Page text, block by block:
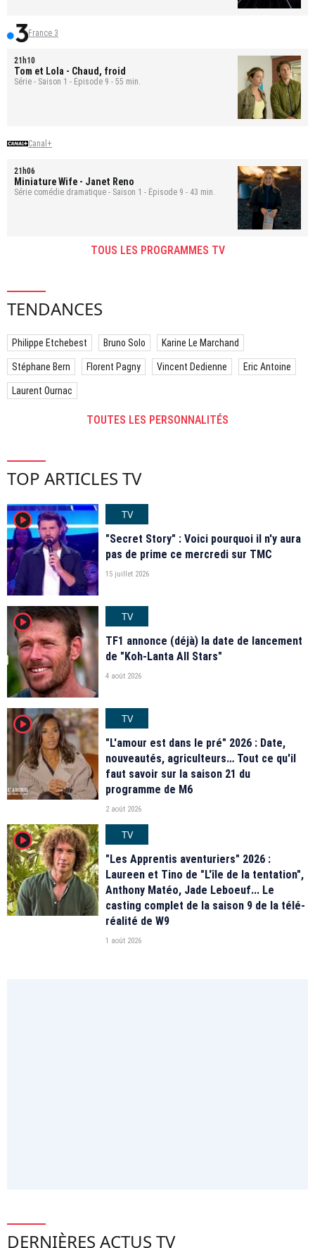
France 3
21h10
Tom et Lola - Chaud, froid
Série - Saison 1 - Épisode 9 - 55 min.
Canal+
21h06
Miniature Wife - Janet Reno
Série comédie dramatique - Saison 1 - Épisode 9 - 43 min.
TOUS LES PROGRAMMES TV
TENDANCES
Philippe Etchebest Bruno Solo Karine Le Marchand
Stéphane Bern Florent Pagny Vincent Dedienne Eric Antoine
Laurent Ournac
TOUTES LES PERSONNALITÉS
TOP ARTICLES TV
player2
TV
"Secret Story" : Voici pourquoi il n'y aura
pas de prime ce mercredi sur TMC
15 juillet 2026
player2
TV
TF1 annonce (déjà) la date de lancement
de "Koh-Lanta All Stars"
4 août 2026
player2
TV
"L'amour est dans le pré" 2026 : Date,
nouveautés, agriculteurs… Tout ce qu'il
faut savoir sur la saison 21 du
programme de M6
2 août 2026
player2
TV
"Les Apprentis aventuriers" 2026 :
Laureen et Tino de "L'île de la tentation",
Anthony Matéo, Jade Leboeuf... Le
casting complet de la saison 9 de la télé-
réalité de W9
1 août 2026
DERNIÈRES ACTUS TV